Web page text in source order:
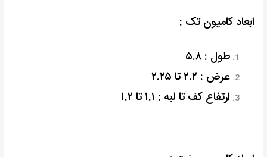
ابعاد کامیون تک :
طول : ۵.۸
عرض : ۲.۲ تا ۲.۲۵
ارتفاع کف تا لبه : ۱.۱ تا ۱.۲